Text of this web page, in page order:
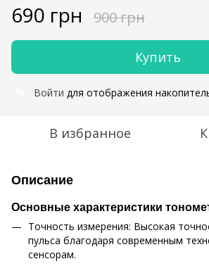
690 грн 900 грн
Купить
Войти для отображения
В избранное
Описание
Основные характеристики
Точность измерения: Высокая
пульса благодаря современным
сенсорам.